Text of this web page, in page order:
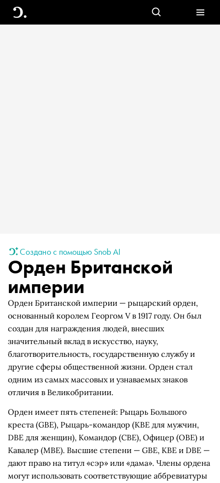
Создано с помощью Snob AI
Орден Британской
империи
Орден Британской империи — рыцарский орден,
основанный королем Георгом V в 1917 году. Он был
создан для награждения людей, внесших
значительный вклад в искусство, науку,
благотворительность, государственную службу и
другие сферы общественной жизни. Орден стал
одним из самых массовых и узнаваемых знаков
отличия в Великобритании.
Орден имеет пять степеней: Рыцарь Большого
креста (GBE), Рыцарь-командор (KBE для мужчин,
DBE для женщин), Командор (CBE), Офицер (OBE) и
Кавалер (MBE). Высшие степени — GBE, KBE и DBE —
дают право на титул «сэр» или «дама». Члены ордена
могут использовать соответствующие аббревиатуры